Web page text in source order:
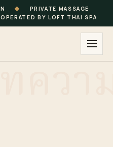
◆
PRIVATE MASSAGE
OPERATED BY LOFT THAI SPA